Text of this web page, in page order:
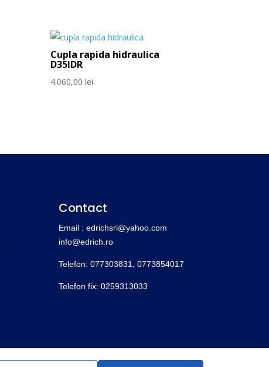
Cupla rapida hidraulica
D35IDR
4.060,00lei
Contact
Email : edrichsrl@yahoo.com
info@edrich.ro
Telefon: 077303831,0773854017
Telefon fix: 0259313033